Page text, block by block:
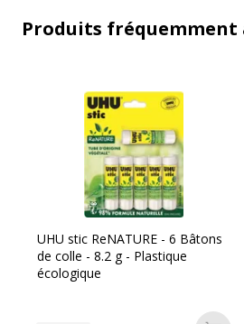
Produits fréquemment
UHU stic ReNATURE - 6 Bâtons
de colle - 8.2 g - Plastique
écologique